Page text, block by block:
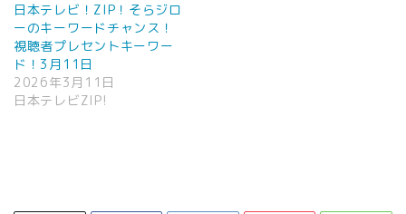
日本テレビ！ZIP！そらジロ
ーのキーワードチャンス！
視聴者プレセントキーワー
ド！3月11日
2026年3月11日
日本テレビZIP!